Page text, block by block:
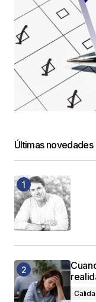
Últimas novedades